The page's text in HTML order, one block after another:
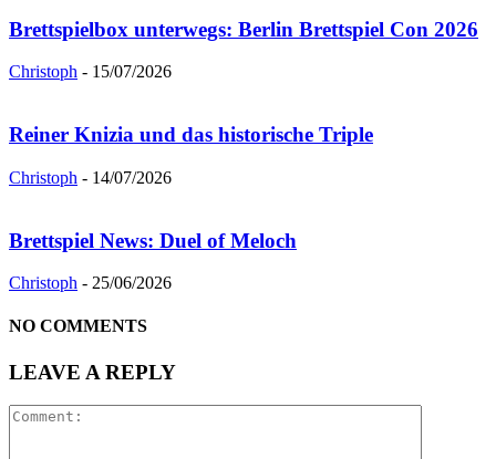
Brettspielbox unterwegs: Berlin Brettspiel Con 2026
Christoph - 15/07/2026
Reiner Knizia und das historische Triple
Christoph - 14/07/2026
Brettspiel News: Duel of Meloch
Christoph - 25/06/2026
NO COMMENTS
LEAVE A REPLY